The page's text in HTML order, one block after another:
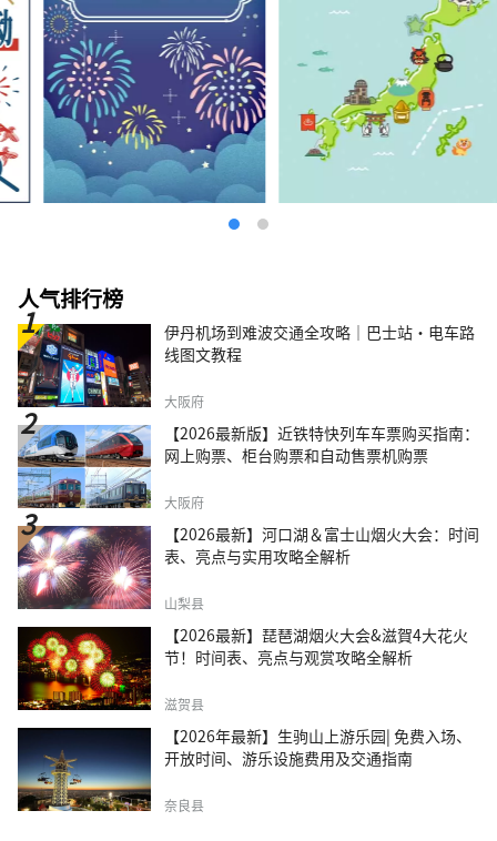
人气排行榜
伊丹机场到难波交通全攻略｜巴士站・电车路
线图文教程
大阪府
【2026最新版】近铁特快列车车票购买指南：
网上购票、柜台购票和自动售票机购票
大阪府
【2026最新】河口湖＆富士山烟火大会：时间
表、亮点与实用攻略全解析
山梨县
【2026最新】琵琶湖烟火大会&滋賀4大花火
节！时间表、亮点与观赏攻略全解析
滋贺县
【2026年最新】生驹山上游乐园| 免费入场、
开放时间、游乐设施费用及交通指南
奈良县